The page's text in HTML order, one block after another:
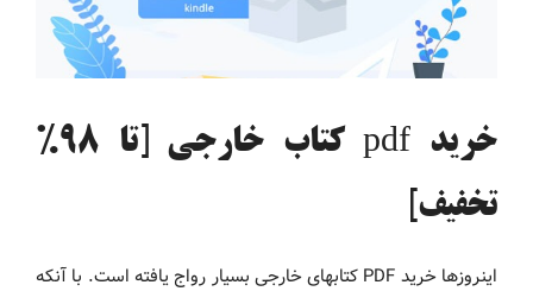
خرید pdf کتاب خارجی [تا 98%
تخفیف]
اینروزها خرید PDF کتاب‎های خارجی بسیار رواج یافته است. با آنکه